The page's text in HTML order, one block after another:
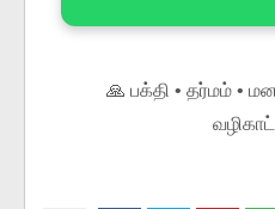
🙏 பக்தி • தர்மம் •